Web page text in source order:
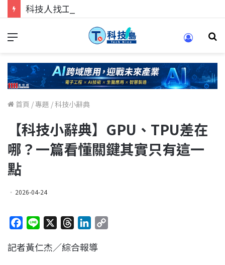
科技人找工作，就到TECH+ 科技專區!
首頁 /專題 /科技小辭典
【科技小辭典】GPU、TPU差在
哪？一篇看懂關鍵其實只有這一
點
2026-04-24
c
n
r
n
記者黃仁杰／綜合報導